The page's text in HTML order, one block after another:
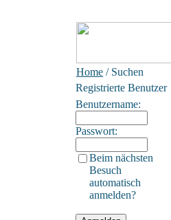
Home / Suchen
Registrierte Benutzer
Benutzername:
Passwort:
Beim nächsten
Besuch
automatisch
anmelden?